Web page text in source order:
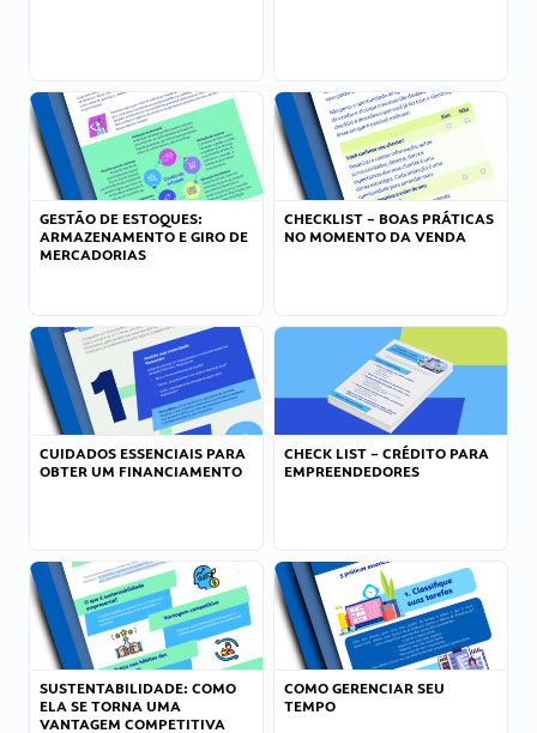
GESTÃO DE ESTOQUES:
ARMAZENAMENTO E GIRO DE
MERCADORIAS
CHECKLIST – BOAS PRÁTICAS
NO MOMENTO DA VENDA
CUIDADOS ESSENCIAIS PARA
OBTER UM FINANCIAMENTO
CHECK LIST – CRÉDITO PARA
EMPREENDEDORES
SUSTENTABILIDADE: COMO
ELA SE TORNA UMA
VANTAGEM COMPETITIVA
COMO GERENCIAR SEU
TEMPO